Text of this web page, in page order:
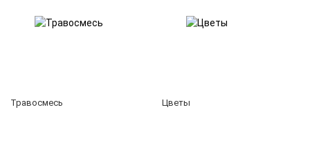
Травосмесь Цветы